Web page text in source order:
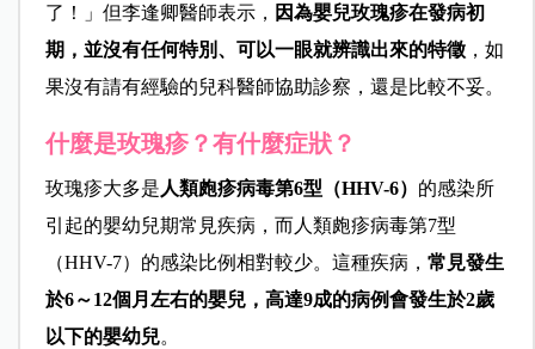
了！」但李逢卿醫師表示， 因為嬰兒玫瑰疹在發病初
期，並沒有任何特別、可以一眼就辨識出來的特徵，如
果沒有請有經驗的兒科醫師協助診察，還是比較不妥。
什麼是玫瑰疹？有什麼症狀？
玫瑰疹大多是 人類皰疹病毒第6型（HHV-6） 的感染所
引起的嬰幼兒期常見疾病，而人類皰疹病毒第7型
（HHV-7）的感染比例相對較少。這種疾病， 常見發生
於6～12個月左右的嬰兒，高達9成的病例會發生於2歲
以下的嬰幼兒。